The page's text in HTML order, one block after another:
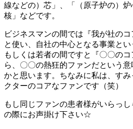
線などの）芯」、「（原子炉の）
核」などです。
ビジネスマンの間では『我が社の
と使い、自社の中心となる事業とい
もしくは若者の間ですと『〇〇の
ら、〇〇の熱狂的ファンだという
かと思います。ちなみに私は、す
クターのコアなファンです（笑）
もし同じファンの患者様がいらっ
の際にお声掛け下さい☆